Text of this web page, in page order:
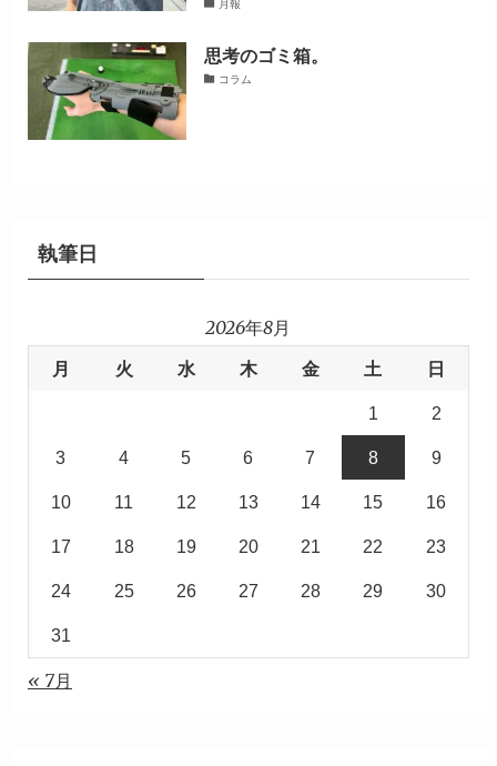
月報
思考のゴミ箱。
コラム
執筆日
2026年8月
月
火 水 木 金 土 日
1 2
3 4 5 6 7 8 9
10 11 12 13 14 15 16
17 18 19 20 21 22 23
24 25 26 27 28 29 30
31
« 7月